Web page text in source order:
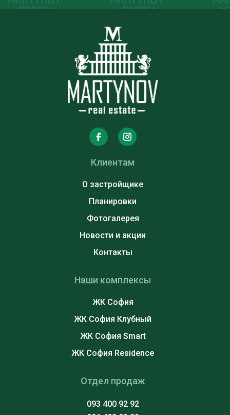
Клиентам
О застройщике
Планировки
Фотогалерея
Новости и акции
Контакты
Наши комплексы
ЖК София
ЖК София Клубный
ЖК София Smart
ЖК София Residence
Отдел продаж
093 400 92 92